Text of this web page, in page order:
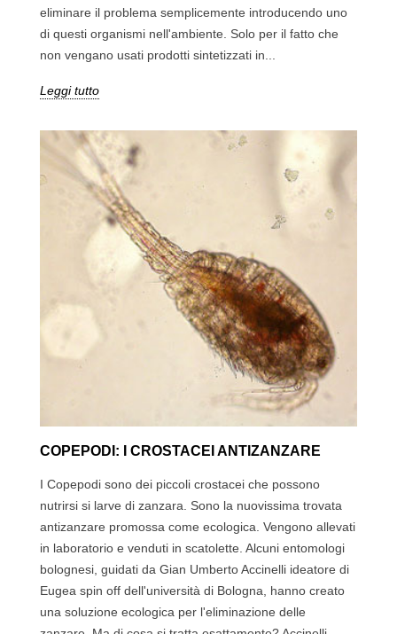
eliminare il problema semplicemente introducendo uno
di questi organismi nell'ambiente. Solo per il fatto che
non vengano usati prodotti sintetizzati in...
Leggi tutto
COPEPODI: I CROSTACEI ANTIZANZARE
I Copepodi sono dei piccoli crostacei che possono
nutrirsi si larve di zanzara. Sono la nuovissima trovata
antizanzare promossa come ecologica. Vengono allevati
in laboratorio e venduti in scatolette. Alcuni entomologi
bolognesi, guidati da Gian Umberto Accinelli ideatore di
Eugea spin off dell'università di Bologna, hanno creato
una soluzione ecologica per l'eliminazione delle